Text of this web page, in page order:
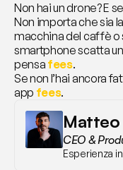
Non hai un drone? E
Non importa che sia
macchina del caffè
smartphone scatta
pensa fees.
Se non l’hai ancora
app fees.
Matteo
CEO &
Esperienza